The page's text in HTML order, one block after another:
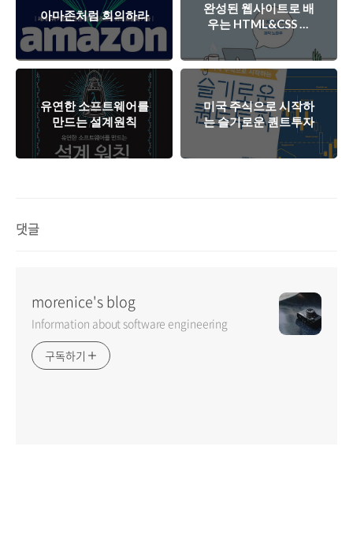
아마존처럼 회의하라
완성된 웹사이트로 배
우는 HTML&CSS 웹
디자인
유연한 소프트웨어를
만드는 설계원칙
미국 주식으로 시작하
는 슬기로운 퀀트투자
댓글
morenice's blog
Information about software engineering
구독하기